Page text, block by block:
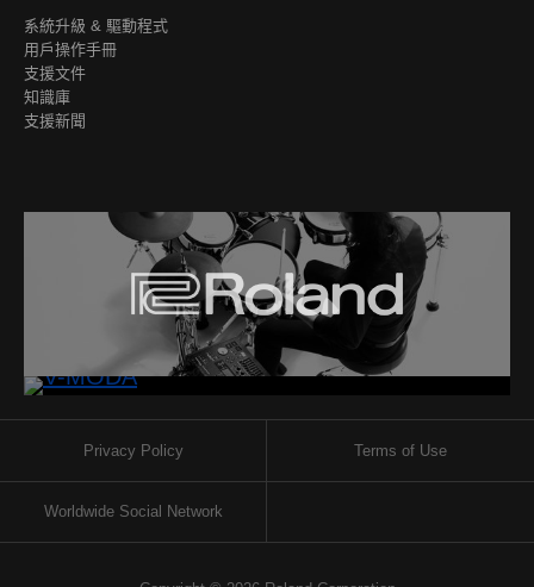
系統升級 & 驅動程式
用戶操作手冊
支援文件
知識庫
支援新聞
Privacy Policy Terms of Use
Worldwide Social Network